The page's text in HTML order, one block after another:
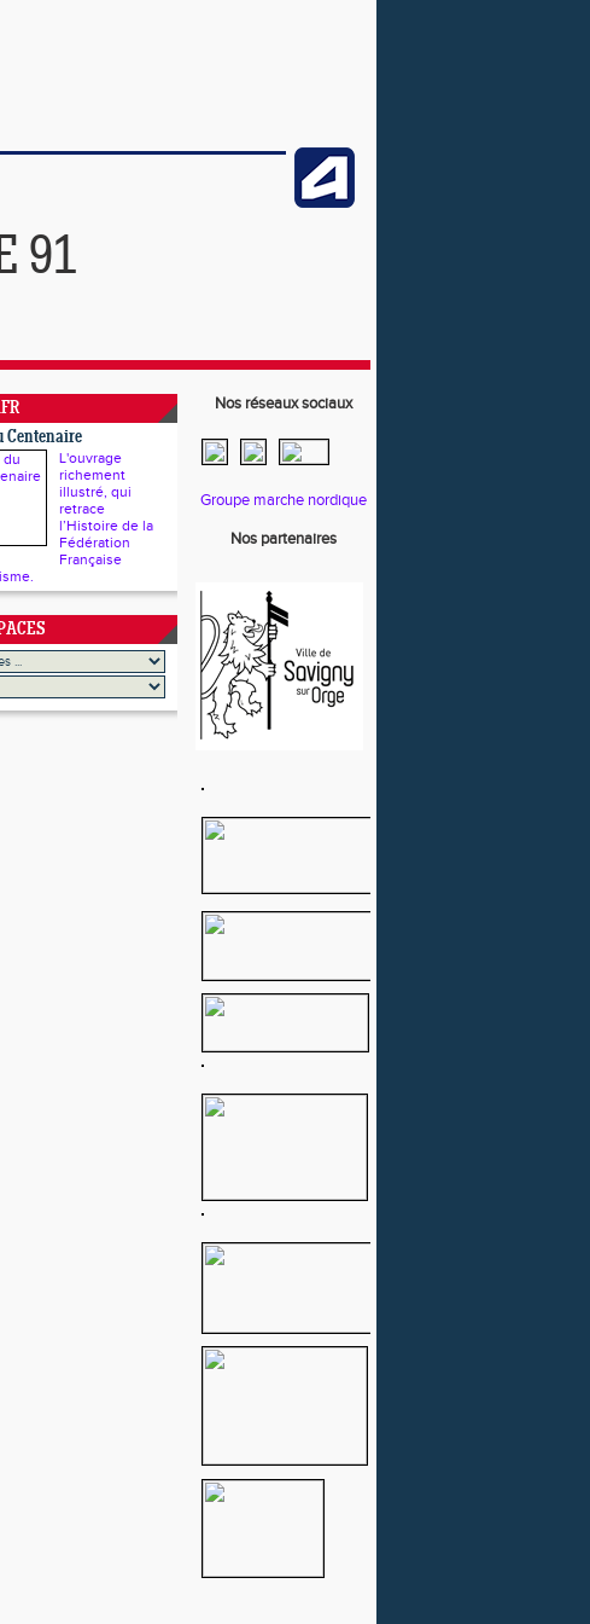
91
Centenaire
L'ouvrage
richement
illustré, qui
retrace
l’Histoire de la
Fédération
Française
Nos réseaux sociaux
Groupe marche nordique
Nos partenaires